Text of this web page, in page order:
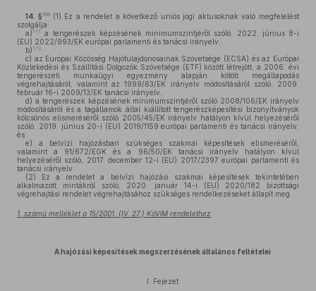
14. § 110 (1) Ez a rendelet a következő uniós jogi aktusoknak való megfelelést
szolgálja:
a) 111
a tengerészek képzésének minimumszintjéről szóló, 2022. június 8-i
(EU) 2022/993/EK európai parlamenti és tanácsi irányelv,
b) 112
c) az Európai Közösség Hajótulajdonosainak Szövetsége (ECSA) és az Európai
Közlekedési és Szállítási Dolgozók Szövetsége (ETF) között létrejött, a 2006. évi
tengerészeti munkaügyi egyezmény alapján kötött megállapodás
végrehajtásáról, valamint az 1999/63/EK irányelv módosításáról szóló, 2009.
február 16-i 2009/13/EK tanácsi irányelv,
d) a tengerészek képzésének minimumszintjéről szóló 2008/106/EK irányelv
módosításáról és a tagállamok által kiállított tengerészképesítési bizonyítványok
kölcsönös elismeréséről szóló 2005/45/EK irányelv hatályon kívül helyezéséről
szóló, 2019. június 20-i (EU) 2019/1159 európai parlamenti és tanácsi irányelv,
és
e) a belvízi hajózásban szükséges szakmai képesítések elismeréséről,
valamint a 91/672/EGK és a 96/50/EK tanácsi irányelv hatályon kívül
helyezéséről szóló, 2017. december 12-i (EU) 2017/2397 európai parlamenti és
tanácsi irányelv.
(2) Ez a rendelet a belvízi hajózási szakmai képesítések tekintetében
alkalmazott mintákról szóló, 2020. január 14-i (EU) 2020/182 bizottsági
végrehajtási rendelet végrehajtásához szükséges rendelkezéseket állapít meg.
1. számú melléklet a 15/2001. (IV. 27.) KöViM rendelethez
A hajózási képesítések megszerzésének általános feltételei
I. Fejezet